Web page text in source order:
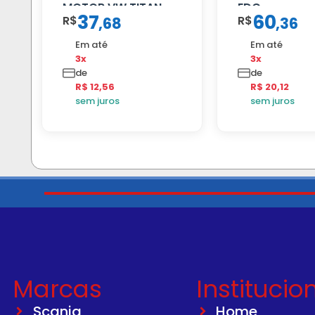
MOTOR VW TITAN
R$37,68
Em até
3x
de
R$ 12,56
sem juros
EDC
R$60,36
Em até
3x
de
R$ 20,12
sem juros
Marcas